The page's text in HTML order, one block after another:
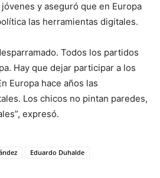
y aseguró que en Europa
las herramientas digitales.
Todos los partidos
Hay que dejar participar a los
Europa hace años las
Los chicos no pintan paredes,
expresó.
Eduardo Duhalde